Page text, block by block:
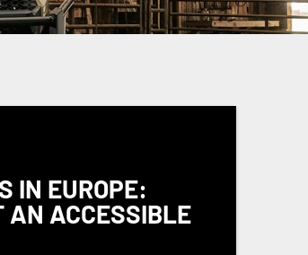
IN EUROPE:
AN ACCESSIBLE